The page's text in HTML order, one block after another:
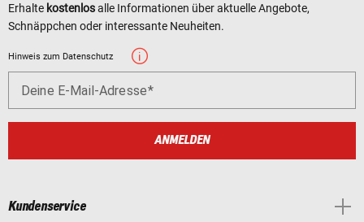
Erhalte kostenlosalle Informationen über aktuelle Angebote,
Schnäppchen oder interessante Neuheiten.
Hinweis zum Datenschutz
Deine E-Mail-Adresse
ANMELDEN
Kundenservice